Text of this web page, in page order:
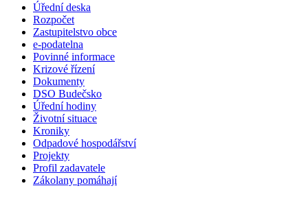
Úřední deska
Rozpočet
Zastupitelstvo obce
e-podatelna
Povinné informace
Krizové řízení
Dokumenty
DSO Budečsko
Úřední hodiny
Životní situace
Kroniky
Odpadové hospodářství
Projekty
Profil zadavatele
Zákolany pomáhají